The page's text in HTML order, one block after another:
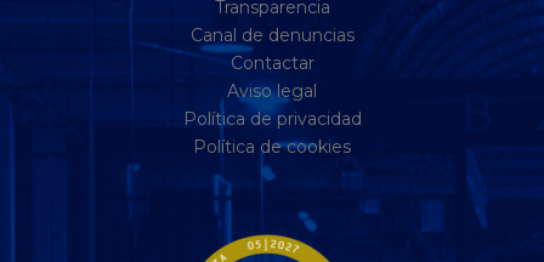
Transparencia
Canal de denuncias
Contactar
Aviso legal
Política de privacidad
Política de cookies